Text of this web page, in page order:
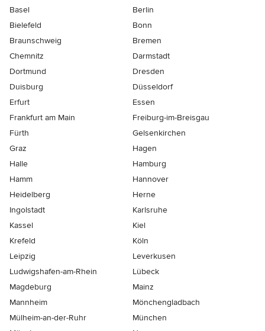
Basel
Berlin
Bielefeld
Bonn
Braunschweig
Bremen
Chemnitz
Darmstadt
Dortmund
Dresden
Duisburg
Düsseldorf
Erfurt
Essen
Frankfurt am Main
Freiburg-im-Breisgau
Fürth
Gelsenkirchen
Graz
Hagen
Halle
Hamburg
Hamm
Hannover
Heidelberg
Herne
Ingolstadt
Karlsruhe
Kassel
Kiel
Krefeld
Köln
Leipzig
Leverkusen
Ludwigshafen-am-Rhein
Lübeck
Magdeburg
Mainz
Mannheim
Mönchen­gladbach
Mülheim-an-der-Ruhr
München